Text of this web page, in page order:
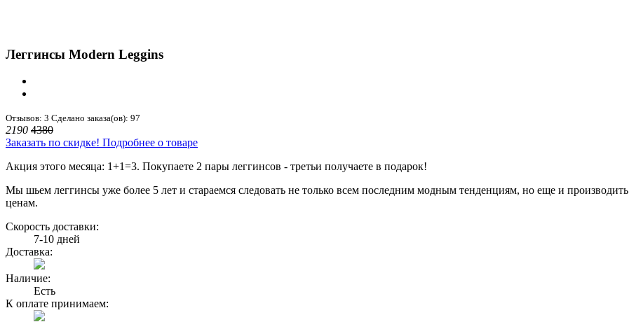
Леггинсы Modern Leggins
Отзывов: 3 Сделано заказа(ов): 97
2190 4380
Заказать по скидке! Подробнее о товаре
Акция этого месяца: 1+1=3. Покупаете 2 пары леггинсов - третьи получаете в подарок!
Мы шьем леггинсы уже более 5 лет и стараемся следовать не только всем последним модным тенденциям, но еще и
ценам.
Скорость доставки:
7-10 дней
Доставка:
Наличие:
Есть
К оплате принимаем: